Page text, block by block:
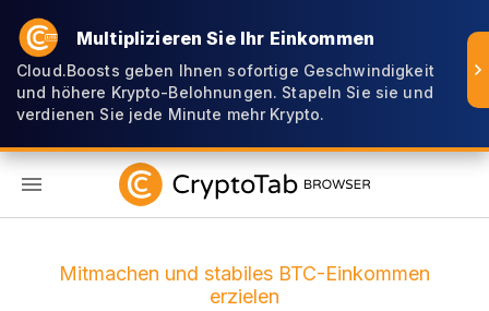
Multiplizieren Sie Ihr Einkommen
Cloud.Boosts geben Ihnen sofortige Geschwindigkeit
und höhere Krypto-Belohnungen. Stapeln Sie sie und
verdienen Sie jede Minute mehr Krypto.
Mitmachen und stabiles BTC-Einkommen
erzielen